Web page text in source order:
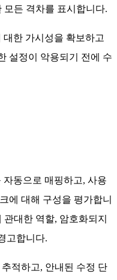
모든 격차를 표시합니다.
한 가시성을 확보하고
설정이 악용되기 전에 수
동으로 매핑하고, 사용
에 대해 구성을 평가합니
대한 역할, 암호화되지
고합니다.
적하고, 안내된 수정 단